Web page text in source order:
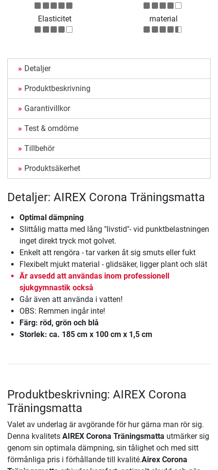
Elasticitet material
Detaljer
Produktbeskrivning
Garantivillkor
Test & omdöme
Tillbehör
Produktsäkerhet
Detaljer: AIREX Corona Träningsmatta
Optimal dämpning
Slittålig matta med lång "livstid"- vid punktbelastningen
inget direkt tryck mot golvet.
Enkelt att rengöra - tar varken åt sig smuts eller fukt
Flexibelt mjukt material - glidsäker, ligger plant och slät
Är avsedd att användas inom professionell
sjukgymnastik också
Går även att använda i vatten!
OBS: Remmen ingår inte!
Färg: röd, grön och blå
Storlek: ca. 185 cm x 100 cm x 1,5 cm
Produktbeskrivning: AIREX Corona
Träningsmatta
Valet av underlag är avgörande för hur gärna man rör sig.
Denna kvalitets AIREX Corona Träningsmatta utmärker sig
genom sin optimala dämpning, sin tålighet och med sitt
förmånliga pris i förhållande till kvalité.Airex Corona